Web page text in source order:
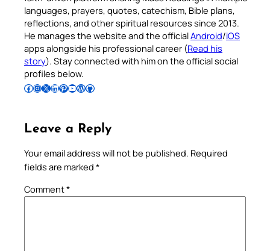
languages, prayers, quotes, catechism, Bible plans,
reflections, and other spiritual resources since 2013.
He manages the website and the officialAndroid/iOS
apps alongside his professional career (Read his
story). Stay connected with him on the official social
profiles below.
Follow Pradeep on Facebook Follow Pradeep on InstagramFollow Pradeep on X Follow Pradeep on LinkedIn Follow Pradeep on Pinterest Subscribe to Pradeep’s Youtube Channel Follow Pradeep on WordPress Follow Pradeep on GitHub
Leave a Reply
Your email address will not be published. Required
fields are marked *
Comment*